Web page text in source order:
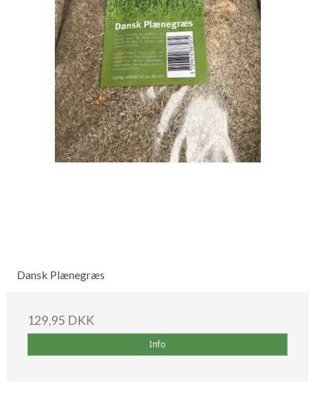
Dansk Plænegræs
129,95 DKK
Info